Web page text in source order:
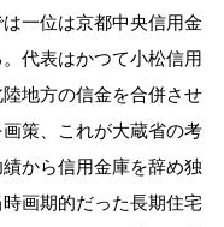
一位は京都中央信用金
代表はかつて小松信用
地方の信金を合併させ
策、これが大蔵省の考
から信用金庫を辞め独
画期的だった長期住宅